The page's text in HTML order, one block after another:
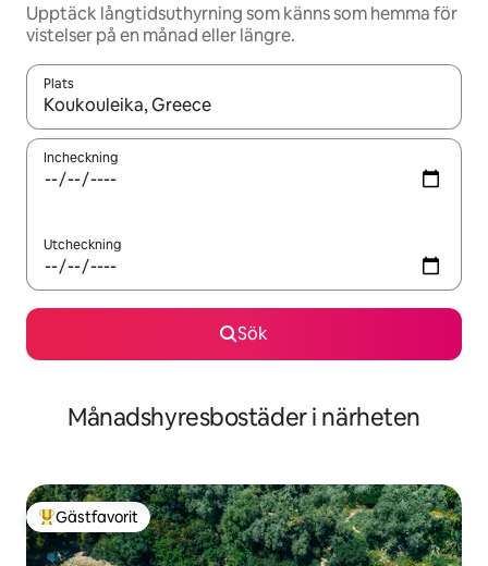
Upptäck långtidsuthyrning som känns som hemma för
vistelser på en månad eller längre.
Plats
När resultaten är tillgängliga kan du navigera med upp- och
Incheckning
Utcheckning
Sök
Månadshyresbostäder i närheten
Populär gästfavorit
Gästfavorit